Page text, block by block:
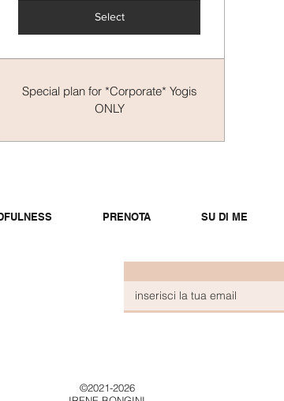
Select
Special plan for *Corporate* Yogis
ONLY
PRENOTA SU DI ME
©2021-2026